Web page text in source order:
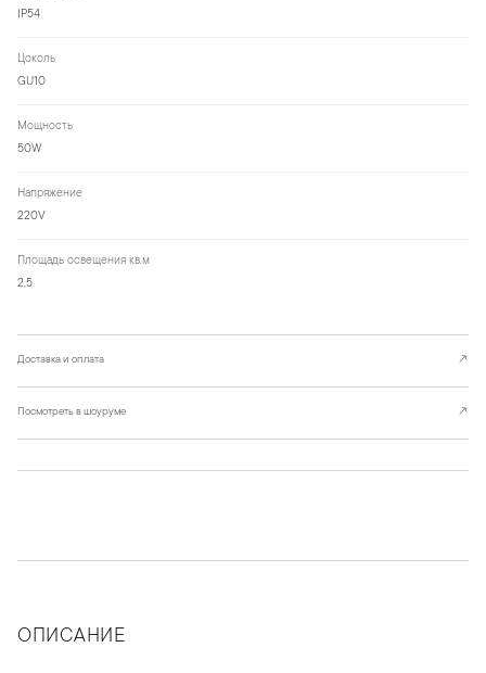
IP54
Цоколь
GU10
Мощность
50W
Напряжение
220V
Площадь освещения кв.м
2,5
Доставка и оплата ↗
Посмотреть в шоуруме ↗
ОПИСАНИЕ